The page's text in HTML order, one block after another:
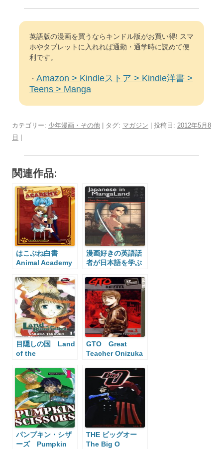
英語版の漫画を買うならキンドル版がお買い得! スマ
ホやタブレットに入れれば通勤・通学時に読めて便
利です。
・ Amazon > Kindleストア > Kindle洋書 >
Teens > Manga
カテゴリー: 少年漫画・その他 | タグ: マガジン | 投稿日: 2012年5月8
日
関連作品:
はこぶね白書
Animal Academy
漫画好きの英語話
者が日本語を学ぶ
Japanese in
Manga Land
目隠しの国 Land
of the
GTO Great
Teacher Onizuka
パンプキン・シザ
ーズ Pumpkin
THE ビッグオー
The Big O